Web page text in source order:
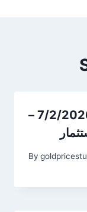
أسعار الذهب في ألمانيا اليوم 7/2/2026 –
By